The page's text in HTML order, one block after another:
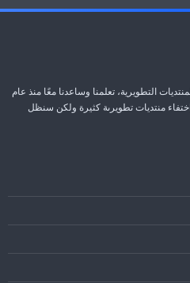
التطويرية، تعلمنا وساعدنا معًا منذ عام
منتديات تطويرىة كثيرة ولكن سنظل